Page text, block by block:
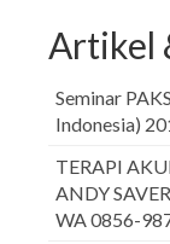
Artikel
Seminar
Indonesia)
TERAPI
ANDY
WA 0856-